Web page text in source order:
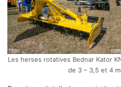
Les herses rotatives Bednar Kator
de 3 – 3,5 et 4